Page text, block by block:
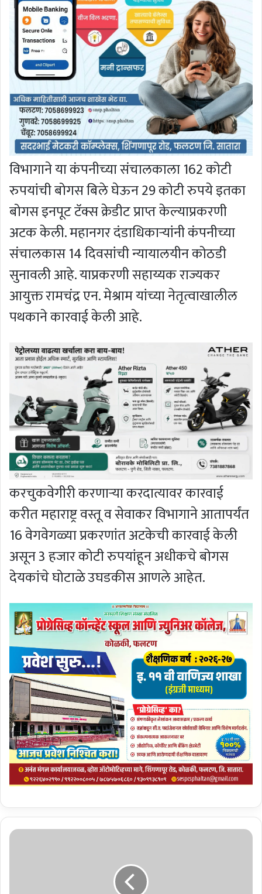
विभागाने या कंपनीच्या संचालकाला 162 कोटी
रुपयांची बोगस बिले घेऊन 29 कोटी रुपये इतका
बोगस इनपूट टॅक्स क्रेडीट प्राप्त केल्याप्रकरणी
अटक केली. महानगर दंडाधिकाऱ्यांनी कंपनीच्या
संचालकास 14 दिवसांची न्यायालयीन कोठडी
सुनावली आहे. याप्रकरणी सहाय्यक राज्यकर
आयुक्त रामचंद्र एन. मेश्राम यांच्या नेतृत्वाखालील
पथकाने कारवाई केली आहे.
करचुकवेगीरी करणाऱ्या करदात्यावर कारवाई
करीत महाराष्ट्र वस्तू व सेवाकर विभागाने आतापर्यंत
16 वेगवेगळ्या प्रकरणांत अटकेची कारवाई केली
असून 3 हजार कोटी रुपयांहून अधीकचे बोगस
देयकांचे घोटाळे उघडकीस आणले आहेत.
नि